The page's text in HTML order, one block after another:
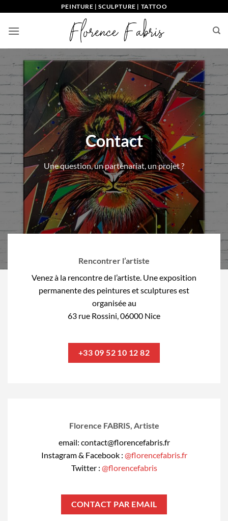
contenu
PEINTURE | SCULPTURE | TATTOO
Contact
Une question, un partenariat, un projet ?
Rencontrer l’artiste
Venez à la rencontre de l’artiste. Une exposition
permanente des peintures et sculptures est
organisée au
63 rue Rossini, 06000 Nice
+33 09 52 10 12 82
Florence FABRIS, Artiste
email: contact@florencefabris.fr
Instagram & Facebook : @florencefabris.fr
Twitter : @florencefabris
CONTACT PAR EMAIL